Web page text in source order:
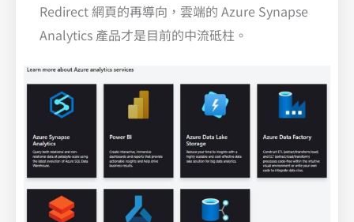
Redirect 網頁的再導向，雲端的 Azure Synapse
Analytics 產品才是目前的中流砥柱。